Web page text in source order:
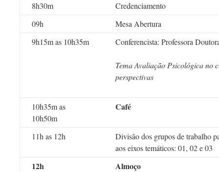
8h30m
Credenciamento
09h
Mesa Abertura
9h15m as 10h35m
Conferencista: Professora
Tema Avaliação Psicológica no
perspectivas
10h35m as
10h50m
Café
11h as 12h
Divisão dos grupos de trabalho
aos eixos temáticos: 01, 02 e 03
12h Almoço